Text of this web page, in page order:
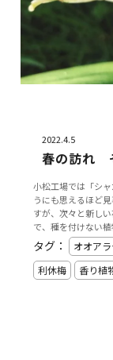
2022.4.5
春の訪れ
小松工場では「シ
うにも思えるほど
すが、次々と新し
で、種を付けない
タグ： オオア
利休梅
香り植